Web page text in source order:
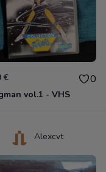
€ 0
vol.1 - VHS
Alexcvt